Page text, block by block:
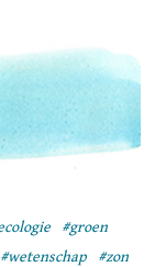
#groen
#wetenschap
#zon